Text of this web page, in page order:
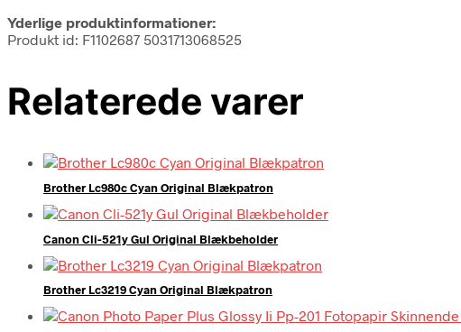
Yderlige produktinformationer:
Produkt id: F1102687 5031713068525
Relaterede varer
Brother Lc980c Cyan Original Blækpatron
Canon Cli-521y Gul Original Blækbeholder
Brother Lc3219 Cyan Original Blækpatron